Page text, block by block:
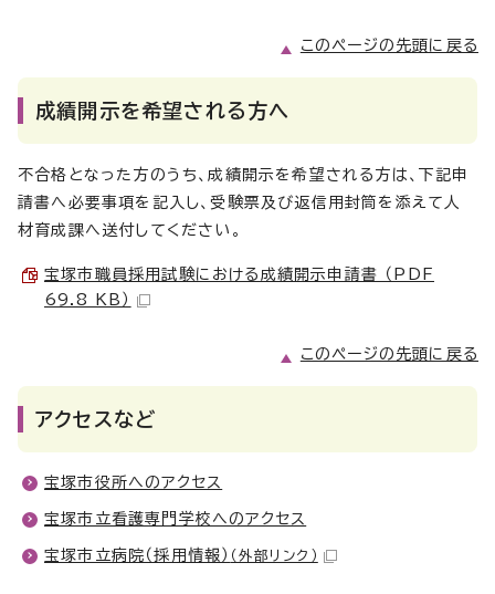
このページの先頭に戻る
成績開示を希望される方へ
不合格となった方のうち、成績開示を希望される方は、下記申
請書へ必要事項を記入し、受験票及び返信用封筒を添えて人
材育成課へ送付してください。
宝塚市職員採用試験における成績開示申請書 （PDF
69.8 KB）
このページの先頭に戻る
アクセスなど
宝塚市役所へのアクセス
宝塚市立看護専門学校へのアクセス
宝塚市立病院（採用情報） （外部リンク）